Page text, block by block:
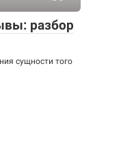
разбор
сущности того